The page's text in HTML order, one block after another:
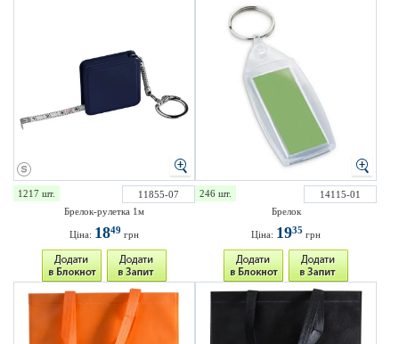
1217 шт.
11855-07
Брелок-рулетка 1м
Ціна: 1849 грн
246 шт.
14115-01
Брелок
Ціна: 1935 грн